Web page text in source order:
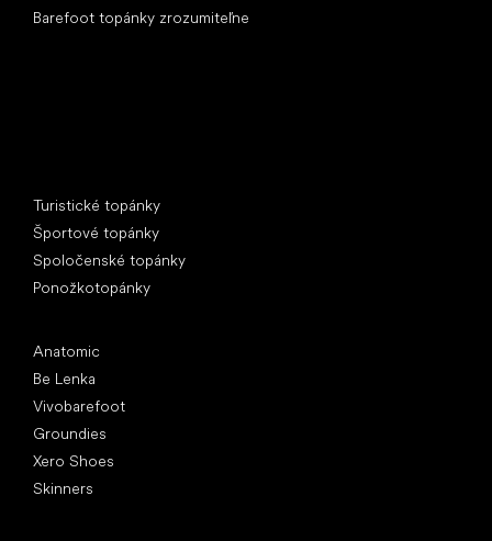
Barefoot topánky zrozumiteľne
Turistické topánky
Športové topánky
Spoločenské topánky
Ponožkotopánky
Anatomic
Be Lenka
Vivobarefoot
Groundies
Xero Shoes
Skinners